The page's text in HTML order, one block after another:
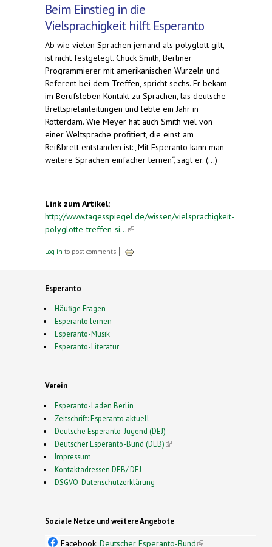
Beim Einstieg in die
Vielsprachigkeit hilft Esperanto
Ab wie vielen Sprachen jemand als polyglott gilt,
ist nicht festgelegt. Chuck Smith, Berliner
Programmierer mit amerikanischen Wurzeln und
Referent bei dem Treffen, spricht sechs. Er bekam
im Berufsleben Kontakt zu Sprachen, las deutsche
Brettspielanleitungen und lebte ein Jahr in
Rotterdam. Wie Meyer hat auch Smith viel von
einer Weltsprache profitiert, die einst am
Reißbrett entstanden ist: „Mit Esperanto kann man
weitere Sprachen einfacher lernen“, sagt er. (...)
Link zum Artikel:
http://www.tagesspiegel.de/wissen/vielsprachigkeit-
polyglotte-treffen-si...(link is external)
Log in to post comments
Esperanto
Häufige Fragen
Esperanto lernen
Esperanto-Musik
Esperanto-Literatur
Verein
Esperanto-Laden Berlin
Zeitschrift: Esperanto aktuell
Deutsche Esperanto-Jugend (DEJ)
Deutscher Esperanto-Bund (DEB)(link is external)
Impressum
Kontaktadressen DEB/ DEJ
DSGVO-Datenschutzerklärung
Soziale Netze und weitere Angebote
Facebook: Deutscher Esperanto-Bund(link is